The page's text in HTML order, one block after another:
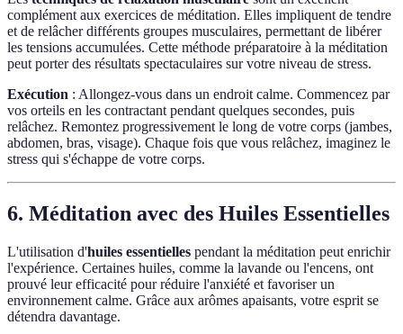
complément aux exercices de méditation. Elles impliquent de tendre
et de relâcher différents groupes musculaires, permettant de libérer
les tensions accumulées. Cette méthode préparatoire à la méditation
peut porter des résultats spectaculaires sur votre niveau de stress.
Exécution : Allongez-vous dans un endroit calme. Commencez par
vos orteils en les contractant pendant quelques secondes, puis
relâchez. Remontez progressivement le long de votre corps (jambes,
abdomen, bras, visage). Chaque fois que vous relâchez, imaginez le
stress qui s'échappe de votre corps.
6. Méditation avec des Huiles Essentielles
L'utilisation d'huiles essentielles pendant la méditation peut enrichir
l'expérience. Certaines huiles, comme la lavande ou l'encens, ont
prouvé leur efficacité pour réduire l'anxiété et favoriser un
environnement calme. Grâce aux arômes apaisants, votre esprit se
détendra davantage.